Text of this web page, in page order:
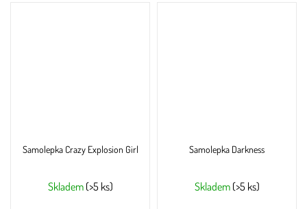
Samolepka Crazy Explosion Girl
Skladem (>5 ks)
Samolepka Darkness
Skladem (>5 ks)